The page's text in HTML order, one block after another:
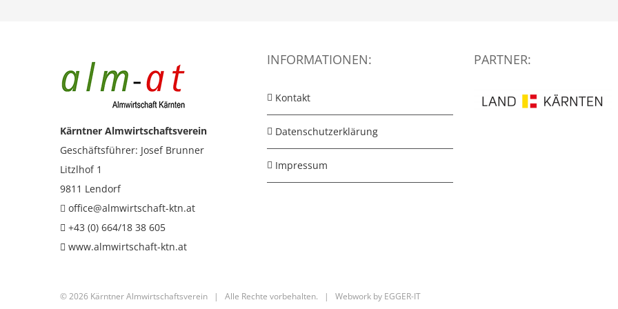
Kärntner Almwirtschaftsverein
Geschäftsführer: Josef Brunner
Litzlhof 1
9811 Lendorf
office@almwirtschaft-ktn.at
+43 (0) 664/18 38 605
www.almwirtschaft-ktn.at
INFORMATIONEN:
Kontakt
Datenschutzerklärung
Impressum
PARTNER:
©2026 Kärntner Almwirtschaftsverein | Alle Rechte vorbehalten. | Webwork by EGGER-IT